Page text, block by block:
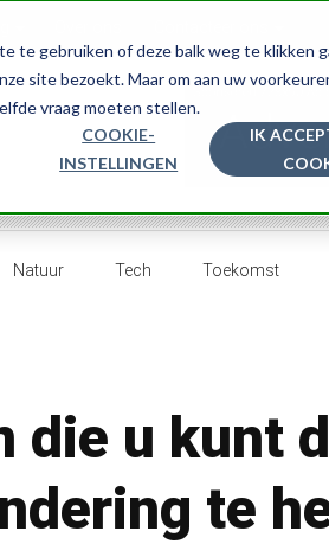
te gebruiken of deze balk weg te klikken
site bezoekt. Maar om aan uw
vraag moeten stellen.
COOKIE-
INSTELLINGEN
IK
Natuur Tech Toekomst
die u kunt
te